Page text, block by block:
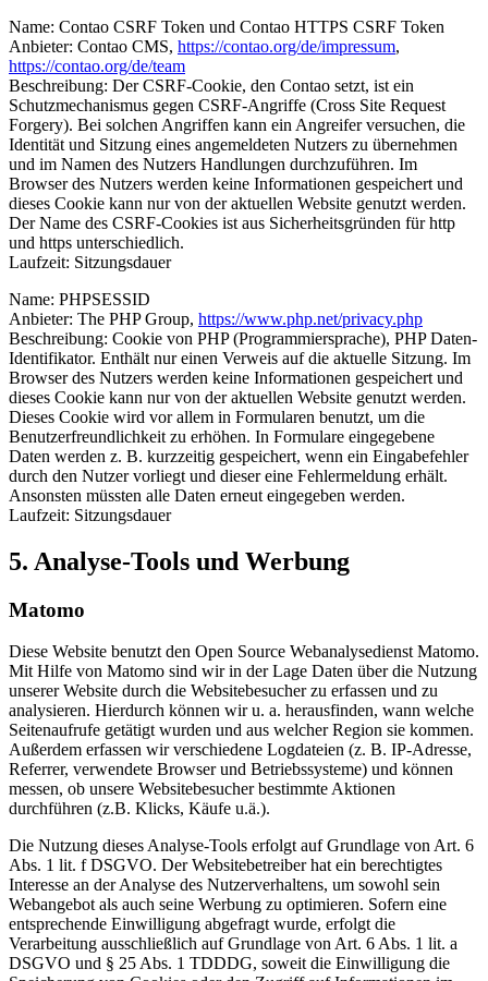
Name: Contao CSRF Token und Contao HTTPS CSRF Token
Anbieter: Contao CMS, https://contao.org/de/impressum,
https://contao.org/de/team
Beschreibung: Der CSRF-Cookie, den Contao setzt, ist ein
Schutzmechanismus gegen CSRF-Angriffe (Cross Site Request
Forgery). Bei solchen Angriffen kann ein Angreifer versuchen, die
Identität und Sitzung eines angemeldeten Nutzers zu übernehmen
und im Namen des Nutzers Handlungen durchzuführen. Im
Browser des Nutzers werden keine Informationen gespeichert und
dieses Cookie kann nur von der aktuellen Website genutzt werden.
Der Name des CSRF-Cookies ist aus Sicherheitsgründen für http
und https unterschiedlich.
Laufzeit: Sitzungsdauer
Name: PHPSESSID
Anbieter: The PHP Group, https://www.php.net/privacy.php
Beschreibung: Cookie von PHP (Programmiersprache), PHP Daten-
Identifikator. Enthält nur einen Verweis auf die aktuelle Sitzung. Im
Browser des Nutzers werden keine Informationen gespeichert und
dieses Cookie kann nur von der aktuellen Website genutzt werden.
Dieses Cookie wird vor allem in Formularen benutzt, um die
Benutzerfreundlichkeit zu erhöhen. In Formulare eingegebene
Daten werden z. B. kurzzeitig gespeichert, wenn ein Eingabefehler
durch den Nutzer vorliegt und dieser eine Fehlermeldung erhält.
Ansonsten müssten alle Daten erneut eingegeben werden.
Laufzeit: Sitzungsdauer
5. Analyse-Tools und Werbung
Matomo
Diese Website benutzt den Open Source Webanalysedienst Matomo.
Mit Hilfe von Matomo sind wir in der Lage Daten über die Nutzung
unserer Website durch die Websitebesucher zu erfassen und zu
analysieren. Hierdurch können wir u. a. herausfinden, wann welche
Seitenaufrufe getätigt wurden und aus welcher Region sie kommen.
Außerdem erfassen wir verschiedene Logdateien (z. B. IP-Adresse,
Referrer, verwendete Browser und Betriebssysteme) und können
messen, ob unsere Websitebesucher bestimmte Aktionen
durchführen (z.B. Klicks, Käufe u.ä.).
Die Nutzung dieses Analyse-Tools erfolgt auf Grundlage von Art. 6
Abs. 1 lit. f DSGVO. Der Websitebetreiber hat ein berechtigtes
Interesse an der Analyse des Nutzerverhaltens, um sowohl sein
Webangebot als auch seine Werbung zu optimieren. Sofern eine
entsprechende Einwilligung abgefragt wurde, erfolgt die
Verarbeitung ausschließlich auf Grundlage von Art. 6 Abs. 1 lit. a
DSGVO und § 25 Abs. 1 TDDDG, soweit die Einwilligung die